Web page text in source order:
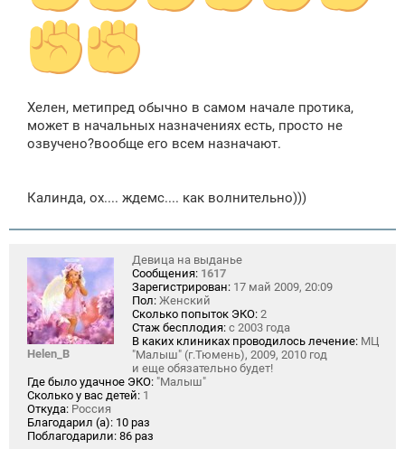
Хелен, метипред обычно в самом начале протика,
может в начальных назначениях есть, просто не
озвучено?вообще его всем назначают.
Калинда, ох.... ждемс.... как волнительно)))
Helen_B
Девица на выданье
Сообщения: 1617
Зарегистрирован: 17 май 2009, 20:09
Пол: Женский
Сколько попыток ЭКО: 2
Стаж бесплодия: с 2003 года
В каких клиниках проводилось лечение: МЦ
"Малыш" (г.Тюмень), 2009, 2010 год
и еще обязательно будет!
Где было удачное ЭКО: "Малыш"
Сколько у вас детей: 1
Откуда: Россия
Благодарил (а): 10 раз
Поблагодарили: 86 раз